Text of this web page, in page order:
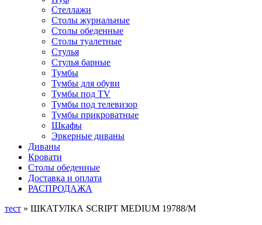
Стеллажи
Столы журнальные
Столы обеденные
Столы туалетные
Стулья
Стулья барные
Тумбы
Тумбы для обуви
Тумбы под TV
Тумбы под телевизор
Тумбы прикроватные
Шкафы
Эркерные диваны
Диваны
Кровати
Столы обеденные
Доставка и оплата
РАСПРОДАЖА
тест » ШКАТУЛКА SCRIPT MEDIUM 19788/M